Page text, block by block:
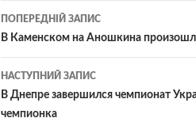
Навігація
по
записам
ПОПЕРЕДНІЙ ЗАПИС
В Каменском на Аношкина
НАСТУПНИЙ ЗАПИС
В Днепре завершился чемпионат
чемпионка